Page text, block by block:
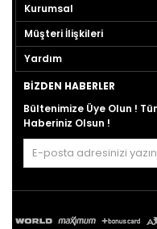
Kurumsal
Müşteri İlişkileri
Yardım
BIZDEN HABERLER
Bültenimize Üye Olun !
Haberiniz Olsun !